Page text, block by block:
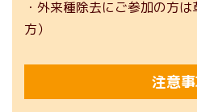
・外来種除去にご参加の方
方）
注意